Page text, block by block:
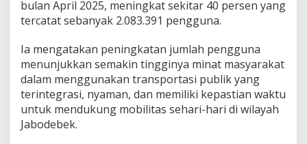
bulan April 2025, meningkat sekitar 40 persen yang
tercatat sebanyak 2.083.391 pengguna.
Ia mengatakan peningkatan jumlah pengguna
menunjukkan semakin tingginya minat masyarakat
dalam menggunakan transportasi publik yang
terintegrasi, nyaman, dan memiliki kepastian waktu
untuk mendukung mobilitas sehari-hari di wilayah
Jabodebek.